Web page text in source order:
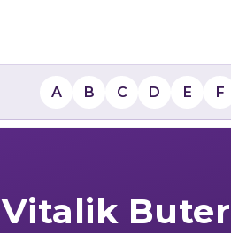
A B C D E F
Vitalik